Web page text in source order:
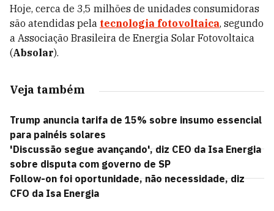
Hoje, cerca de 3,5 milhões de unidades consumidoras
são atendidas pela tecnologia fotovoltaica, segundo
a Associação Brasileira de Energia Solar Fotovoltaica
(Absolar).
Veja também
Trump anuncia tarifa de 15% sobre insumo essencial
para painéis solares
'Discussão segue avançando', diz CEO da Isa Energia
sobre disputa com governo de SP
Follow-on foi oportunidade, não necessidade, diz
CFO da Isa Energia